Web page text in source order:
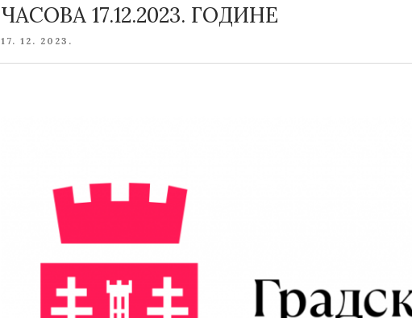
ЧАСОВА 17.12.2023. ГОДИНЕ
POSTED
17. 12. 2023.